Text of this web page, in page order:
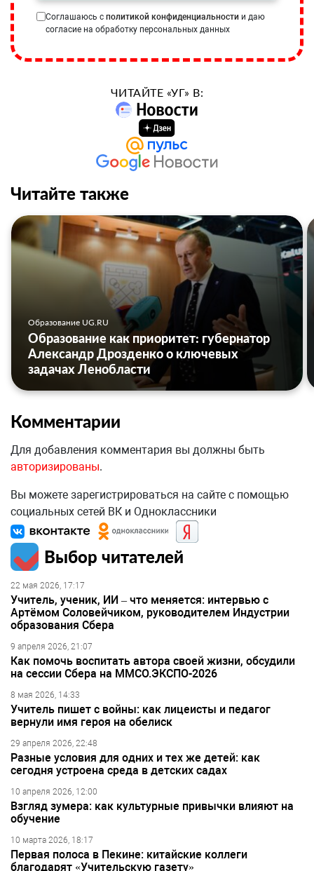
Соглашаюсь с политикой конфиденциальности и даю
согласие на обработку персональных данных
ЧИТАЙТЕ «УГ» В:
Читайте также
Образование UG.RU
Образование как приоритет: губернатор
Александр Дрозденко о ключевых
задачах Ленобласти
Комментарии
Для добавления комментария вы должны быть
авторизированы.
Вы можете зарегистрироваться на сайте с помощью
социальных сетей ВК и Одноклассники
Выбор читателей
22 мая 2026, 17:17
Учитель, ученик, ИИ – что меняется: интервью с
Артёмом Соловейчиком, руководителем Индустрии
образования Сбера
9 апреля 2026, 21:07
Как помочь воспитать автора своей жизни, обсудили
на сессии Сбера на ММСО.ЭКСПО-2026
8 мая 2026, 14:33
Учитель пишет с войны: как лицеисты и педагог
вернули имя героя на обелиск
29 апреля 2026, 22:48
Разные условия для одних и тех же детей: как
сегодня устроена среда в детских садах
10 апреля 2026, 12:00
Взгляд зумера: как культурные привычки влияют на
обучение
10 марта 2026, 18:17
Первая полоса в Пекине: китайские коллеги
благодарят «Учительскую газету»